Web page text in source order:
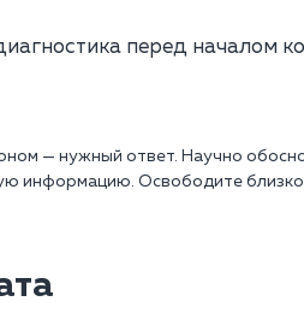
перед началом
— нужный ответ. Научно
информацию. Освободите